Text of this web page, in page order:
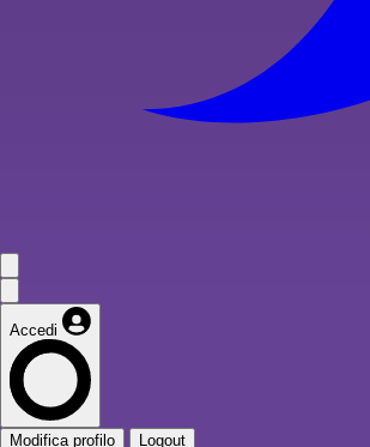
Accedi
Modifica profilo Logout